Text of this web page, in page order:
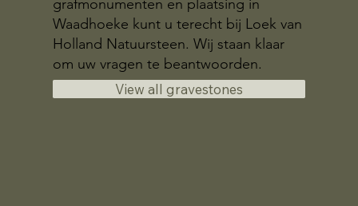
grafmonumenten en plaatsing in
Waadhoeke kunt u terecht bij Loek van
Holland Natuursteen. Wij staan klaar
om uw vragen te beantwoorden.
View all gravestones